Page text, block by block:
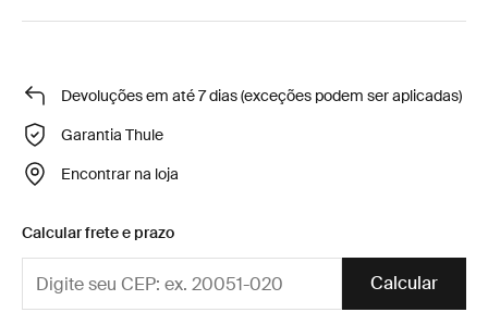
Devoluções em até 7 dias (exceções podem ser aplicadas)
Garantia Thule
Encontrar na loja
Calcular frete e prazo
Calcular